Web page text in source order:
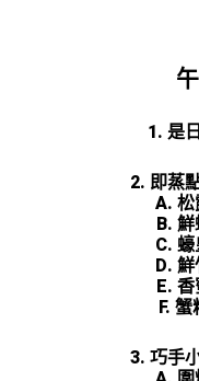
1. 是
2. 即蒸
A. 松
B. 鮮
C. 蠔
D. 鮮
E. 香
F.
3. 巧手